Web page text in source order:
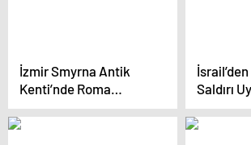
İzmir Smyrna Antik
Kenti’nde Roma
Dönemi’ne Ait Eserler
Bulundu
Saldırı